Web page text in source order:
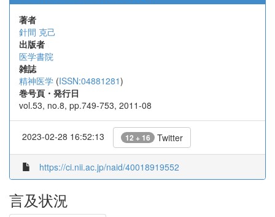
著者
針間 克己
出版者
医学書院
雑誌
精神医学 (ISSN:04881281)
巻号頁・発行日
vol.53, no.8, pp.749-753, 2011-08
2023-02-28 16:52:13 12 + 16 Twitter
https://ci.nii.ac.jp/naid/40018919552
言及状況